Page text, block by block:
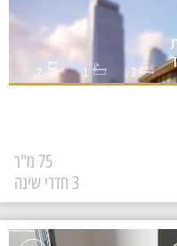
3
1
2
75 מ"ר